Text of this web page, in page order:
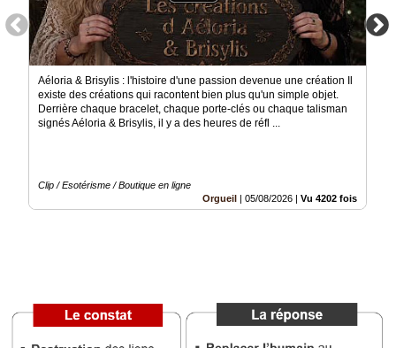
Vidéos
Médias
groupe
Prémium
Aéloria & Brisylis : l'histoire d'une passion devenue une création Il
existe des créations qui racontent bien plus qu'un simple objet.
Derrière chaque bracelet, chaque porte-clés ou chaque talisman
signés Aéloria & Brisylis, il y a des heures de réfl ...
Clip / Esotérisme / Boutique en ligne
Orgueil
05/08/2026 Vu 4202 fois